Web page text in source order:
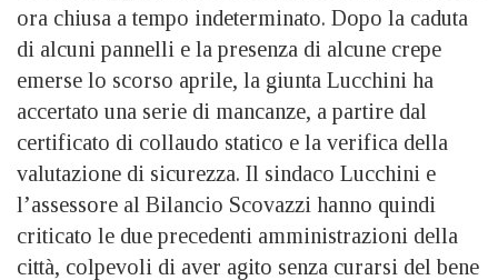
ora chiusa a tempo indeterminato. Dopo la caduta
di alcuni pannelli e la presenza di alcune crepe
emerse lo scorso aprile, la giunta Lucchini ha
accertato una serie di mancanze, a partire dal
certificato di collaudo statico e la verifica della
valutazione di sicurezza. Il sindaco Lucchini e
l’assessore al Bilancio Scovazzi hanno quindi
criticato le due precedenti amministrazioni della
città, colpevoli di aver agito senza curarsi del bene